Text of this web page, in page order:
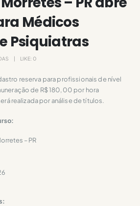
Médicos
Psiquiatras
LIKE: 0
reserva para profissionais de nível
de R$ 180,00 por hora
realizada por análise de títulos.
– PR